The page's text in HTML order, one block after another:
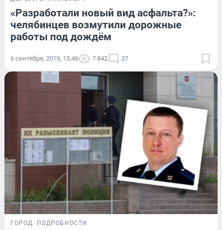
«Разработали новый вид асфальта?»:
челябинцев возмутили дорожные
работы под дождём
6 сентября, 2019, 15:46 7 842 27
ГОРОД ПОДРОБНОСТИ